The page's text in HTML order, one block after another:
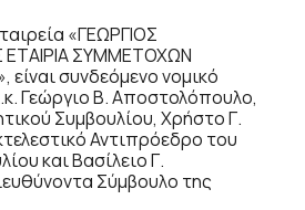
«ΓΕΩΡΓΙΟΣ
ΣΥΜΜΕΤΟΧΩΝ
συνδεόμενο νομικό
Γεώργιο Β. Αποστολόπουλο,
Συμβουλίου, Χρήστο Γ.
Αντιπρόεδρο του
και Βασίλειο Γ.
Σύμβουλο της